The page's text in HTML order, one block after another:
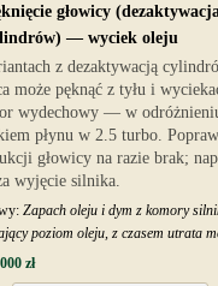
głowicy
— wyciek oleju
z dezaktywacją
może pęknąć z tyłu i
wydechowy — w
płynu w 2.5 turbo.
głowicy na razie brak;
wyjęcie silnika.
Zapach oleju i dym z komory
poziom oleju, z czasem utrata
zł